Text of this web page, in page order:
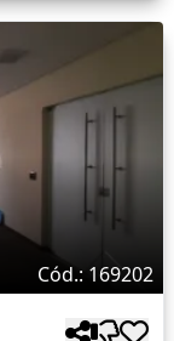
Cód.: 169202